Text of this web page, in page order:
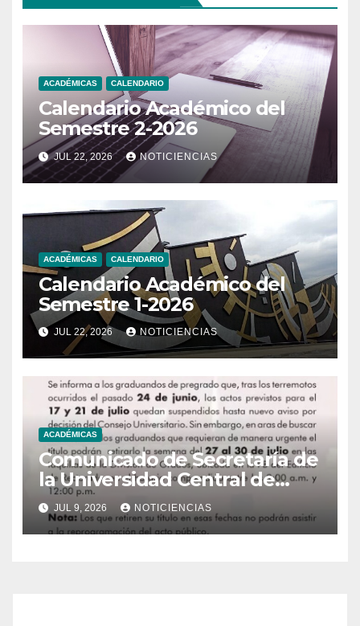
ACADÉMICAS CALENDARIO
Calendario Académico del
Semestre 2-2026
JUL 22, 2026 NOTICIENCIAS
ACADÉMICAS CALENDARIO
Calendario Académico del
Semestre 1-2026
JUL 22, 2026 NOTICIENCIAS
ACADÉMICAS
Comunicado de Secretaría de
la Universidad Central de
Venezuela
JUL 9, 2026 NOTICIENCIAS